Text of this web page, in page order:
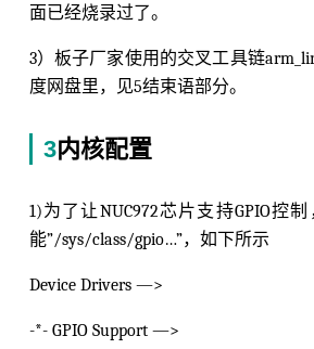
面已经烧录过了。
3）板子厂家使用的交叉工具链
度网盘里，见5结束语部分。
3内核配置
1)为了让NUC972芯片支持GPIO控
能”/sys/class/gpio…”，如下所示
Device Drivers —>
-*- GPIO Support —>